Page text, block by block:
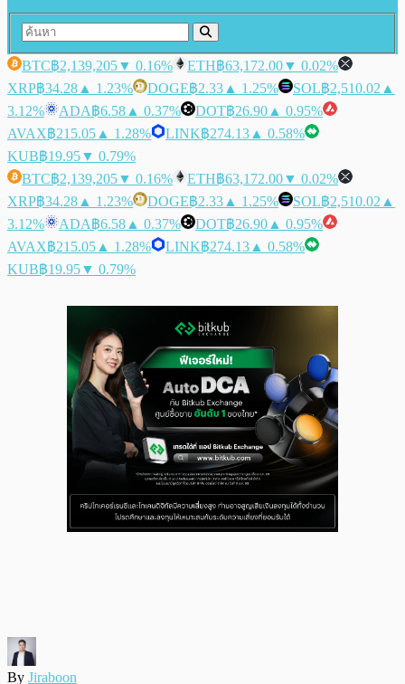
BTC฿2,139,205▼ 0.16% ETH฿63,172.00▼ 0.02%
XRP฿34.28 ▲ 1.23% DOGE฿2.33 ▲ 1.25% SOL฿2,510.02 ▲
3.12%
ADA฿6.58 ▲ 0.37% DOT฿26.90 ▲ 0.95%
AVAX฿215.05 ▲ 1.28% LINK฿274.13 ▲ 0.58%
KUB฿19.95▼ 0.79%
BTC฿2,139,205▼ 0.16% ETH฿63,172.00▼ 0.02%
XRP฿34.28 ▲ 1.23% DOGE฿2.33 ▲ 1.25% SOL฿2,510.02 ▲
3.12%
ADA฿6.58 ▲ 0.37% DOT฿26.90 ▲ 0.95%
AVAX฿215.05 ▲ 1.28% LINK฿274.13 ▲ 0.58%
KUB฿19.95▼ 0.79%
By Jiraboon